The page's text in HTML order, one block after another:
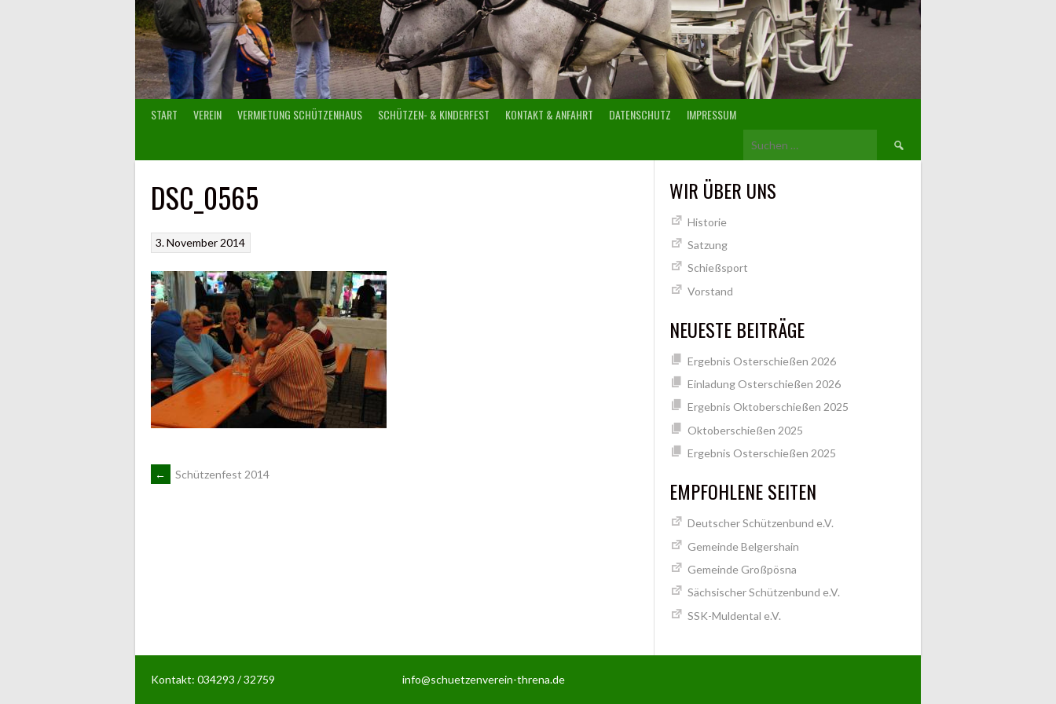
START VEREIN VERMIETUNG SCHÜTZENHAUS SCHÜTZEN- & KINDERFEST KONTAKT & ANFAHRT DATENSCHUTZ IMPRESSUM
Suchen
DSC_0565
3. November 2014
ARTIKEL-
← Schützenfest 2014
WIR ÜBER UNS
Historie
Satzung
Schießsport
Vorstand
NEUESTE BEITRÄGE
Ergebnis Osterschießen 2026
Einladung Osterschießen 2026
Ergebnis Oktoberschießen 2025
Oktoberschießen 2025
Ergebnis Osterschießen 2025
EMPFOHLENE SEITEN
Deutscher Schützenbund e.V.
Gemeinde Belgershain
Gemeinde Großpösna
Sächsischer Schützenbund e.V.
SSK-Muldental e.V.
Kontakt: 034293 / 32759 info@schuetzenverein-threna.de